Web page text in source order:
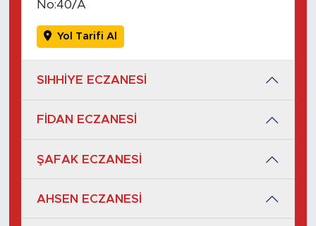
No:40/A
Yol Tarifi Al
SIHHİYE ECZANESİ
FİDAN ECZANESİ
ŞAFAK ECZANESİ
AHSEN ECZANESİ